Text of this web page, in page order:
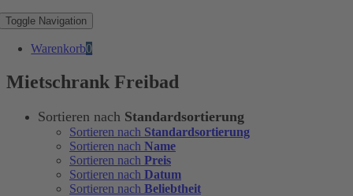
Toggle Navigation
Warenkorb0
Mietschrank Freibad
Sortieren nach Standardsortierung
Sortieren nach Standardsortierung
Sortieren nach Name
Sortieren nach Preis
Sortieren nach Datum
Sortieren nach Beliebtheit